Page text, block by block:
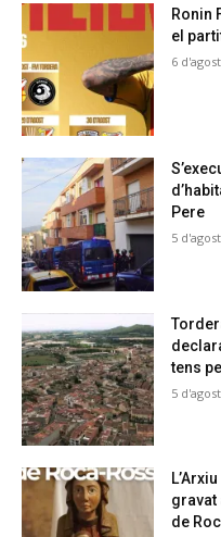
Ronin
el
6
Pere
5
tens
5
gravat
de